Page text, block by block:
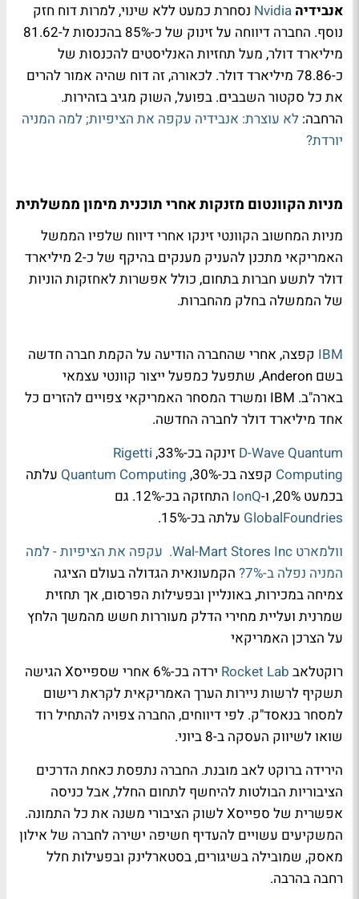
אנבידיה Nvidia נסחרת כמעט ללא שינוי, למרות דוח חזק
נוסף. החברה דיווחה על זינוק של כ-85% בהכנסות ל-81.62
מיליארד דולר, מעל תחזיות האנליסטים להכנסות של
כ-78.86 מיליארד דולר. לכאורה, זה דוח שהיה אמור להרים
את כל סקטור השבבים. בפועל, השוק מגיב בזהירות.
הרחבה: לא עוצרת: אנבידיה עקפה את הציפיות; למה המניה
יורדת?
מניות הקוונטום מזנקות אחרי תוכנית מימון ממשלתית
מניות המחשוב הקוונטי זינקו אחרי דיווח שלפיו הממשל
האמריקאי מתכנן להעניק מענקים בהיקף של כ-2 מיליארד
דולר לתשע חברות בתחום, כולל אפשרות לאחזקות הוניות
של הממשלה בחלק מהחברות.
IBM קפצה, אחרי שהחברה הודיעה על הקמת חברה חדשה
בשם Anderon, שתפעל כמפעל ייצור קוונטי עצמאי
בארה"ב. IBM ומשרד המסחר האמריקאי צפויים להזרים כל
אחד מיליארד דולר לחברה החדשה.
D-Wave Quantum זינקה בכ-33%,
Rigetti
Computing קפצה בכ-30%, Quantum Computing עלתה
בכמעט 20%, ו-
IonQ התחזקה בכ-12%. גם
GlobalFoundries עלתה בכ-15%.
וולמארט Wal-Mart Stores Inc. עקפה את הציפיות - למה
המניה נפלה ב-7%?
הקמעונאית הגדולה בעולם הציגה
צמיחה במכירות, באונליין ובפעילות הפרסום, אך תחזית
שמרנית ועליית מחירי הדלק מעוררות חשש מהמשך הלחץ
על הצרכן האמריקאי
רוקטלאב Rocket Lab
ירדה בכ-6% אחרי שספייסX הגישה
תשקיף לרשות ניירות הערך האמריקאית לקראת רישום
למסחר בנאסד"ק. לפי דיווחים, החברה צפויה להתחיל רוד
שואו לשיווק העסקה ב-8 ביוני.
הירידה ברוקט לאב מובנת. החברה נתפסת כאחת הדרכים
הציבוריות הבולטות להיחשף לתחום החלל, אבל כניסה
אפשרית של ספייסX לשוק הציבורי משנה את כל התמונה.
המשקיעים עשויים להעדיף חשיפה ישירה לחברה של אילון
מאסק, שמובילה בשיגורים, בסטארלינק ובפעילות חלל
רחבה בהרבה.